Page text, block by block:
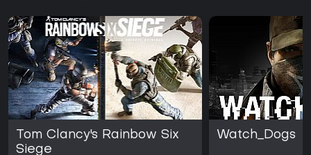
Tom Clancy's Rainbow Six
Siege
Watch_Dogs